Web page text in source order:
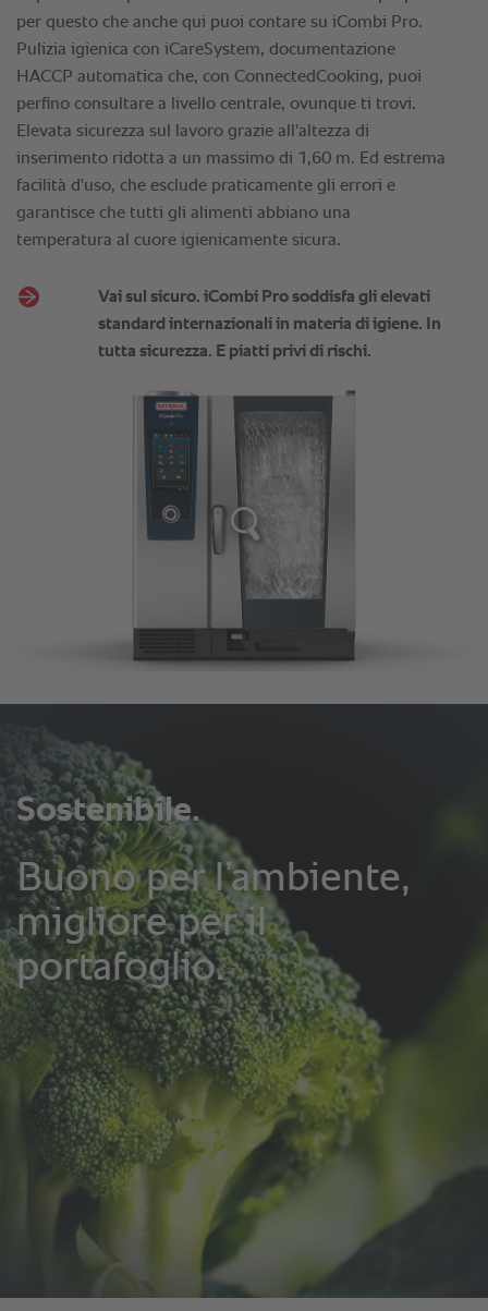
per questo che anche qui puoi contare su iCombi Pro.
Pulizia igienica con iCareSystem, documentazione
HACCP automatica che, con ConnectedCooking, puoi
perfino consultare a livello centrale, ovunque ti trovi.
Elevata sicurezza sul lavoro grazie all'altezza di
inserimento ridotta a un massimo di 1,60 m. Ed estrema
facilità d'uso, che esclude praticamente gli errori e
garantisce che tutti gli alimenti abbiano una
temperatura al cuore igienicamente sicura.
Vai sul sicuro. iCombi Pro soddisfa gli elevati
standard internazionali in materia di igiene. In
tutta sicurezza. E piatti privi di rischi.